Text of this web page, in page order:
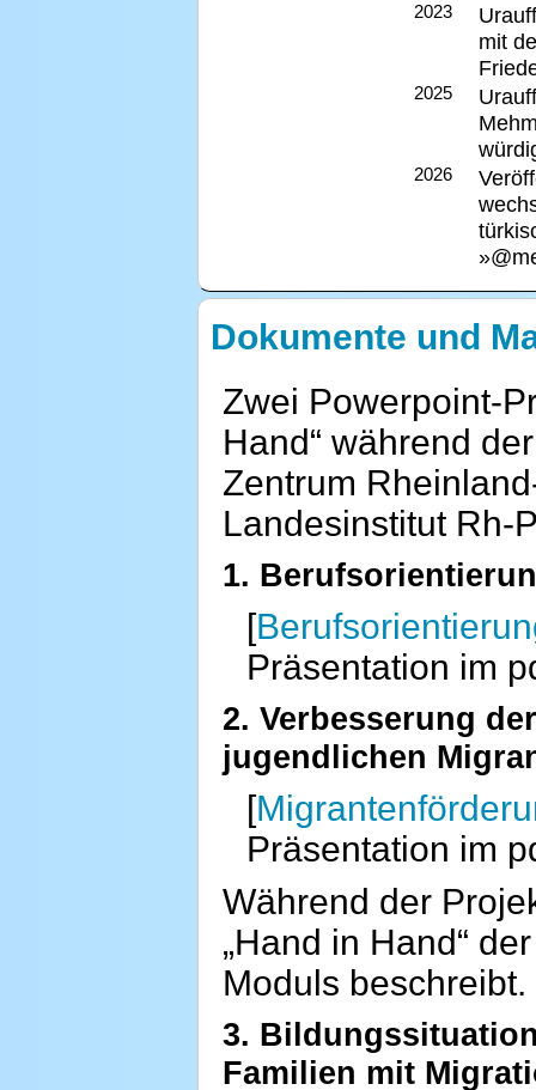
2023
mit
2025
2026
Dokumente und
Zwei Powerpoint-
Hand“ während
Zentrum
Landesinstitut Rh-
1.
[
Präsentation im
2. Verbesserung
jugendlichen
[
Präsentation im
Während der
„Hand in Hand“
Moduls beschreibt.
3.
Familien mit